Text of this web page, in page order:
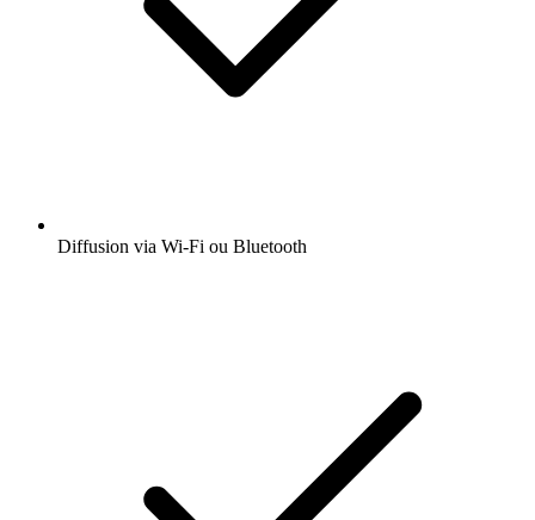
Diffusion via Wi-Fi ou Bluetooth